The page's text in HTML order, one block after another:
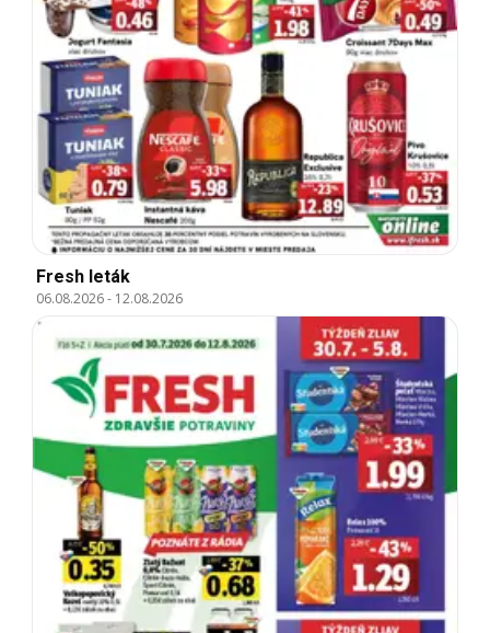
Fresh leták
06.08.2026- 12.08.2026